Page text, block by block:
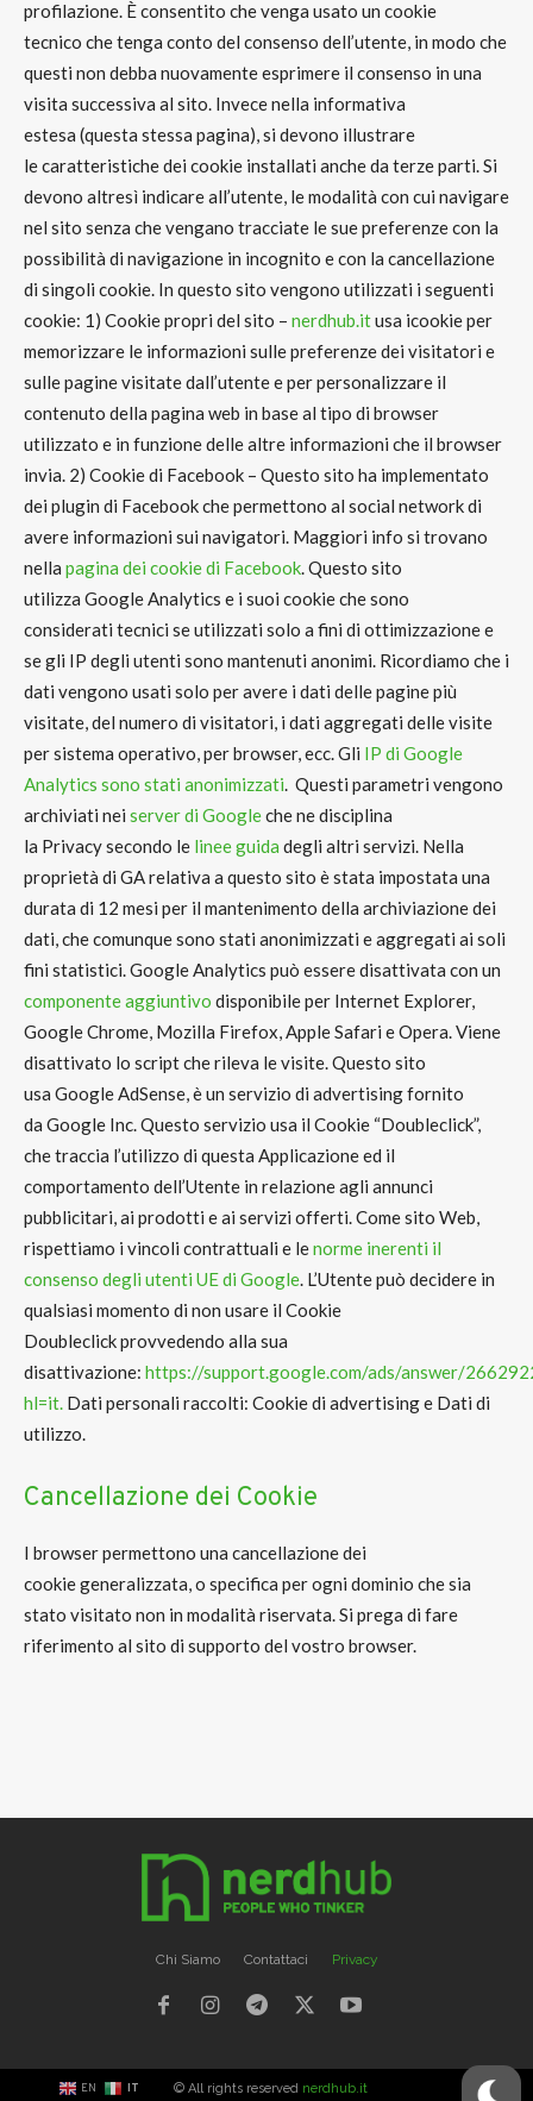
profilazione. È consentito che venga usato un cookie
tecnico chetenga conto del consenso dell’utente, in modo che
questi non debba nuovamente esprimere il consenso in una
visita successiva al sito. Invece nella informativa
estesa (questa stessa pagina), si devono illustrare
lecaratteristiche dei cookie installati anche da terze parti.Si
devono altresì indicare all’utente, le modalità con cui navigare
nel sito senza che vengano tracciate le sue preferenzecon la
possibilità di navigazione in incognito e con la cancellazione
di singoli cookie. In questo sito vengono utilizzati i seguenti
cookie: 1) Cookie propri del sito – nerdhub.itusa icookie per
memorizzare le informazioni sulle preferenze dei visitatori e
sulle pagine visitate dall’utente e per personalizzare il
contenuto della pagina web in base al tipo di browser
utilizzato e in funzione delle altre informazioni che il browser
invia. 2) Cookie di Facebook – Questo sito ha implementato
dei plugin di Facebookche permettono al social network di
avere informazioni sui navigatori. Maggiori info si trovano
nella pagina dei cookie di Facebook. Questo sito
utilizza Google Analytics e i suoi cookie che sono
considerati tecnici se utilizzati solo a fini di ottimizzazionee
se gli IP degli utenti sono mantenuti anonimi. Ricordiamo che i
dati vengono usati solo per avere i dati delle pagine più
visitate, del numero di visitatori, i dati aggregati delle visite
per sistema operativo, per browser,ecc. Gli IP di Google
Analytics sono stati anonimizzati. Questi parametri vengono
archiviati nei server di Googleche ne disciplina
la Privacysecondo le linee guida degli altri servizi. Nella
proprietà di GArelativa a questo sito è stata impostata una
durata di 12 mesi per il mantenimento della archiviazione dei
dati, che comunque sono stati anonimizzati e aggregati ai soli
fini statistici.Google Analytics può esseredisattivata con un
componente aggiuntivo disponibile per Internet Explorer,
Google Chrome, Mozilla Firefox, Apple Safari e Opera.Viene
disattivato lo script che rileva le visite. Questo sito
usa Google AdSense, è un servizio di advertising fornito
da Google Inc. Questo servizio usa il Cookie “Doubleclick”,
che traccia l’utilizzo di questa Applicazione ed il
comportamento dell’Utente in relazione agli annunci
pubblicitari, ai prodotti e ai servizi offerti. Come sito Web,
rispettiamo i vincoli contrattuali e lenorme inerenti il
consenso degli utenti UE di Google. L’Utente può decidere in
qualsiasi momento di non usare il Cookie
Doubleclickprovvedendo alla sua
disattivazione: https://support.google.com/ads/answer/
hl=it. Dati personali raccolti: Cookie di advertising e Dati di
utilizzo.
Cancellazione dei Cookie
I browser permettono una cancellazione dei
cookiegeneralizzata, o specifica per ogni dominio che sia
stato visitato non in modalità riservata. Si prega di fare
riferimento al sito di supporto del vostro browser.
Chi Siamo Contattaci Privacy
EN IT © All rights reserved nerdhub.it